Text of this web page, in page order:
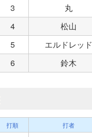
3 丸
4 松山
5 エルドレッド
6 鈴木
打順 打者